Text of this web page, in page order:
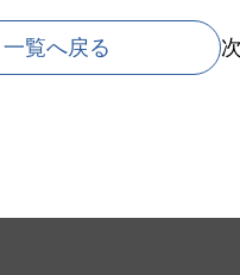
一覧へ戻る